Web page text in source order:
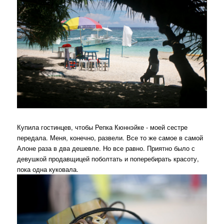
Купила гостинцев, чтобы Репка Кюннэйке - моей сестре
передала. Меня, конечно, развели. Все то же самое в самой
Алоне раза в два дешевле. Но все равно. Приятно было с
девушкой продавщицей поболтать и поперебирать красоту,
пока одна куковала.